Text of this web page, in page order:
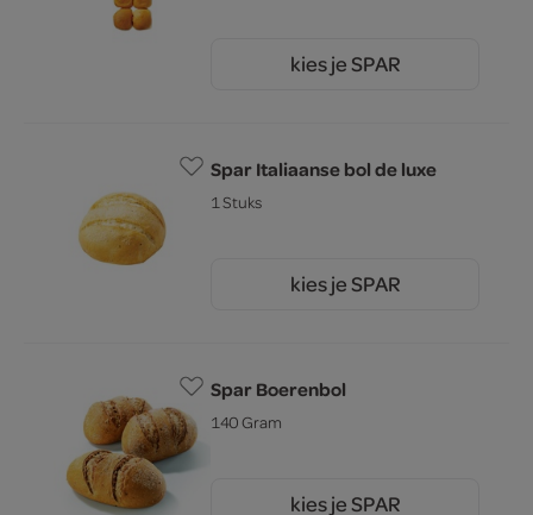
kies je SPAR
Spar Italiaanse bol de luxe
1 Stuks
kies je SPAR
Spar Boerenbol
140 Gram
kies je SPAR